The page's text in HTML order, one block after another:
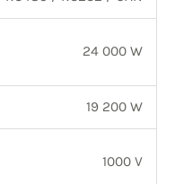
24 000 W
19 200 W
1000 V